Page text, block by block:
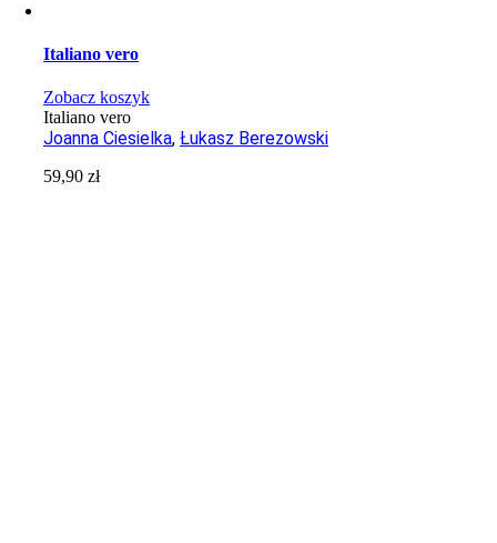
Italiano vero
Zobacz koszyk
Italiano vero
Joanna Ciesielka,Łukasz Berezowski
59,90zł